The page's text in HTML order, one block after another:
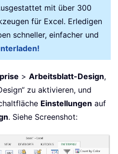
mit über 300
für Excel. Erledigen
schneller, einfacher und
> Arbeitsblatt-Design,
zu aktivieren, und
Einstellungen auf
. Siehe Screenshot: